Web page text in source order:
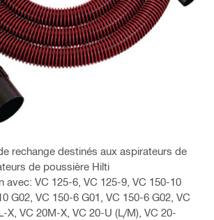
rechange destinés aux aspirateurs de
de poussière Hilti
avec: VC 125-6, VC 125-9, VC 150-10
G02, VC 150-6 G01, VC 150-6 G02, VC
X, VC 20M-X, VC 20-U (L/M), VC 20-